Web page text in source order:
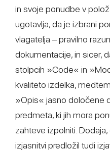
in svoje ponudbe v
ugotavlja, da je izbrani
vlagatelja – pravilno
dokumentacije, in sicer,
stolpcih »Code« in
kvaliteto izdelka,
»Opis« jasno določene
predmeta, ki jih mora
zahteve izpolniti.
izjasnitvi predložil tudi